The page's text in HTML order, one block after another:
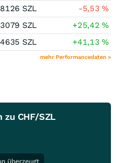
SZL -5,53%
SZL +25,42%
SZL +41,13%
mehr Performancedaten »
zu CHF/SZL